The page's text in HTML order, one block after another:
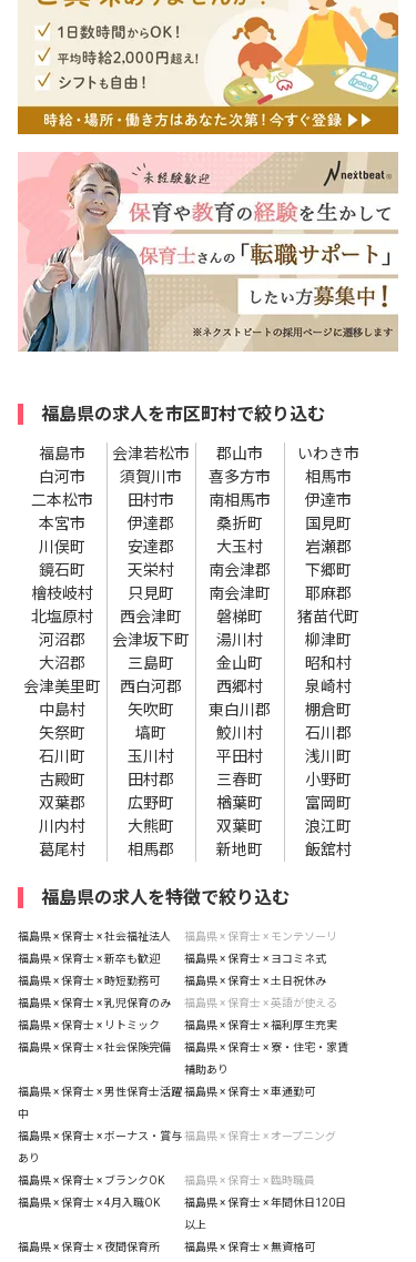
福島県の求人を市区町村で絞り込む
福島市 会津若松市 郡山市
いわき市
白河市
須賀川市 喜多方市
相馬市
二本松市
田村市 南相馬市
伊達市
本宮市
伊達郡 桑折町
国見町
川俣町
安達郡 大玉村
岩瀬郡
鏡石町
天栄村 南会津郡
下郷町
檜枝岐村
只見町 南会津町
耶麻郡
北塩原村
西会津町 磐梯町
猪苗代町
河沼郡
会津坂下町 湯川村
柳津町
大沼郡
三島町 金山町
昭和村
会津美里町
西白河郡 西郷村
泉崎村
中島村
矢吹町 東白川郡
棚倉町
矢祭町
塙町 鮫川村
石川郡
石川町
玉川村 平田村
浅川町
古殿町
田村郡 三春町
小野町
双葉郡
広野町 楢葉町
富岡町
川内村
大熊町 双葉町
浪江町
葛尾村
相馬郡 新地町 飯舘村
福島県の求人を特徴で絞り込む
福島県 × 保育士 × 社会福祉法人
福島県 × 保育士 × モンテソーリ
福島県 × 保育士 × 新卒も歓迎
福島県 × 保育士 × ヨコミネ式
福島県 × 保育士 × 時短勤務可
福島県 × 保育士 × 土日祝休み
福島県 × 保育士 × 乳児保育のみ
福島県 × 保育士 × 英語が使える
福島県 × 保育士 × リトミック
福島県 × 保育士 × 福利厚生充実
福島県 × 保育士 × 社会保険完備
福島県 × 保育士 × 寮・住宅・家賃
補助あり
福島県 × 保育士 × 男性保育士活躍
中
福島県 × 保育士 × 車通勤可
福島県 × 保育士 × ボーナス・賞与
あり
福島県 × 保育士 × オープニング
福島県 × 保育士 × ブランクOK
福島県 × 保育士 × 臨時職員
福島県 × 保育士 × 4月入職OK
福島県 × 保育士 × 年間休日120日
以上
福島県 × 保育士 × 夜間保育所
福島県 × 保育士 × 無資格可